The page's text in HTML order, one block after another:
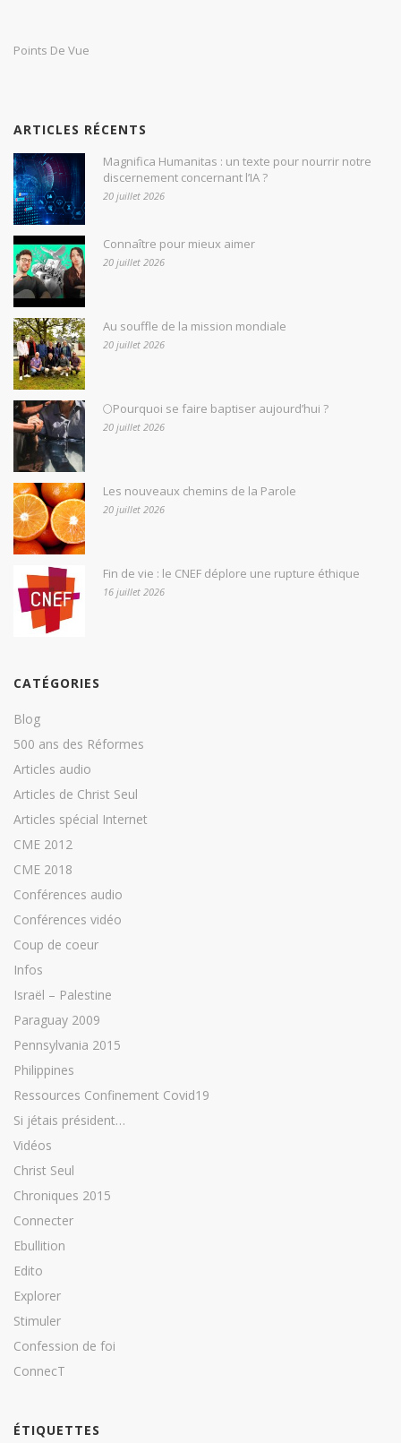
Points De Vue
ARTICLES RÉCENTS
Magnifica Humanitas : un texte pour nourrir notre
discernement concernant l’IA ?
20 juillet 2026
Connaître pour mieux aimer
20 juillet 2026
Au souffle de la mission mondiale
20 juillet 2026
🌕Pourquoi se faire baptiser aujourd’hui ?
20 juillet 2026
Les nouveaux chemins de la Parole
20 juillet 2026
Fin de vie : le CNEF déplore une rupture éthique
16 juillet 2026
CATÉGORIES
Blog
500 ans des Réformes
Articles audio
Articles de Christ Seul
Articles spécial Internet
CME 2012
CME 2018
Conférences audio
Conférences vidéo
Coup de coeur
Infos
Israël – Palestine
Paraguay 2009
Pennsylvania 2015
Philippines
Ressources Confinement Covid19
Si jétais président…
Vidéos
Christ Seul
Chroniques 2015
Connecter
Ebullition
Edito
Explorer
Stimuler
Confession de foi
ConnecT
ÉTIQUETTES